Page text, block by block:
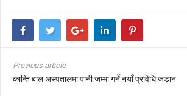
Previous article
कान्ति बाल अस्पतालमा पानी जम्मा गर्ने नयाँ प्रविधि जडान